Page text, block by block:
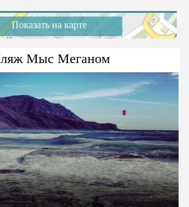
Показать на карте
Мыс Меганом